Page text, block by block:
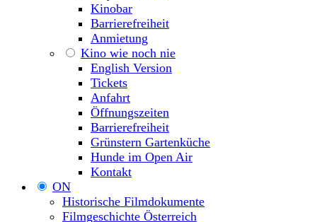
Kinobar
Barrierefreiheit
Anmietung
Kino wie noch nie
English Version
Tickets
Anfahrt
Öffnungszeiten
Barrierefreiheit
Grünstern Gartenküche
Hunde im Open Air
Kontakt
ON
Historische Filmdokumente
Filmgeschichte Österreich